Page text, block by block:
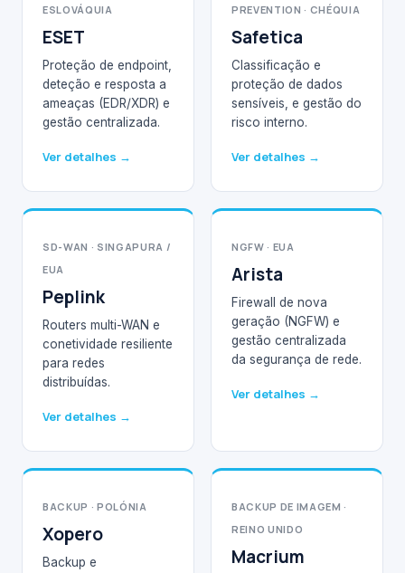
ESLOVÁQUIA
ESET
Proteção de endpoint,
deteção e resposta a
ameaças (EDR/XDR) e
gestão centralizada.
Ver detalhes →
PREVENTION · CHÉQUIA
Safetica
Classificação e
proteção de dados
sensíveis, e gestão do
risco interno.
Ver detalhes →
SD-WAN · SINGAPURA /
EUA
Peplink
Routers multi-WAN e
conetividade resiliente
para redes
distribuídas.
Ver detalhes →
NGFW · EUA
Arista
Firewall de nova
geração (NGFW) e
gestão centralizada
da segurança de rede.
Ver detalhes →
BACKUP · POLÓNIA
Xopero
Backup e
BACKUP DE IMAGEM ·
REINO UNIDO
Macrium